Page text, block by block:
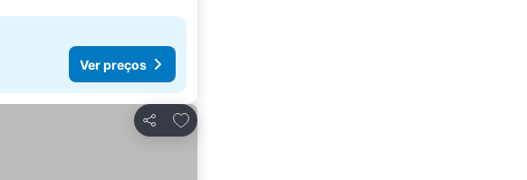
Ver preços
Partilhar
Adicionar aos favoritos